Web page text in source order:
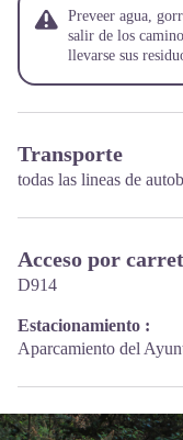
Preveer agua,
salir de los
llevarse sus
Transporte
todas las lineas de
Acceso por
D914
Estacionamiento :
Aparcamiento del